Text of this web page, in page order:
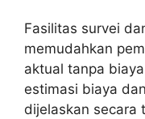
Fasilitas survei
memudahkan
aktual tanpa
estimasi biaya
dijelaskan secara